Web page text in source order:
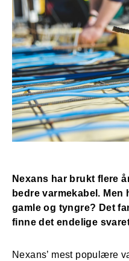
Nexans har brukt flere
bedre varmekabel. Men
gamle og tyngre? Det
finne det endelige
Nexans’ mest populære